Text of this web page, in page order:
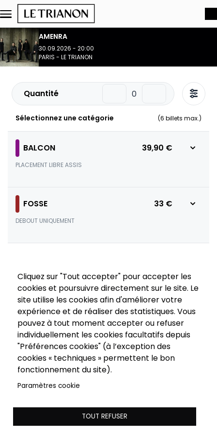
Aller au contenu principal
AMENRA
30.09.2026 - 20:00
PARIS - LE TRIANON
Quantité
Sélectionnez une catégorie (6 billets max.)
BALCON 39,90 €
PLACEMENT LIBRE ASSIS
FOSSE 33 €
DEBOUT UNIQUEMENT
Cliquez sur "Tout accepter" pour accepter les
cookies et poursuivre directement sur le site. Le
site utilise les cookies afin d'améliorer votre
expérience et de réaliser des statistiques. Vous
pouvez à tout moment accepter ou refuser
individuellement les cookies facultatifs depuis
"Préférences cookies" (à l’exception des
cookies « techniques » permettent le bon
fonctionnement du site).
Paramètres cookie
TOUT REFUSER